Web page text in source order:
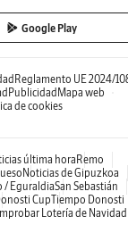
Google Play
Reglamento UE 2024/
Publicidad Mapa web
de cookies
última hora Remo
Noticias de Gipuzkoa
/ EguraldiaSan Sebastián
CupTiempo Donosti
Lotería de Navidad